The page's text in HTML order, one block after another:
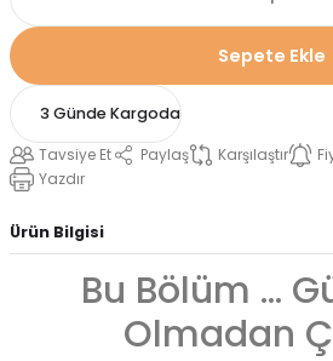
Sepete Ekle
3 Günde Kargoda
Tavsiye Et Paylaş Karşılaştır
Yazdır
Ürün Bilgisi
Bu Bölüm ...
Olmadan